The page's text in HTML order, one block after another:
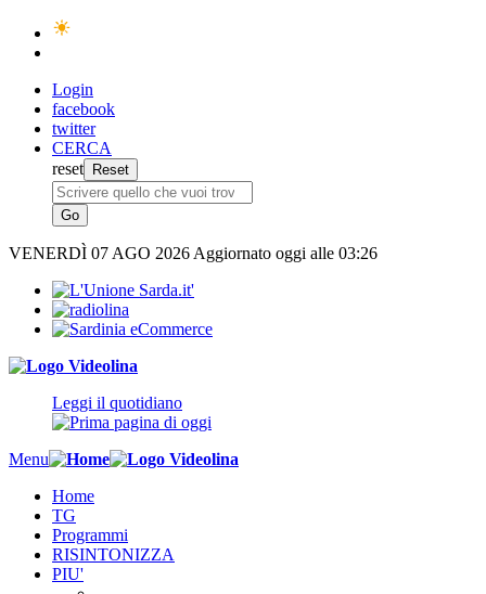
Login
facebook
twitter
CERCA
reset
VENERDÌ 07 AGO 2026 Aggiornato oggi alle 03:26
Leggi il quotidiano
Menu
Home
TG
Programmi
RISINTONIZZA
PIU'